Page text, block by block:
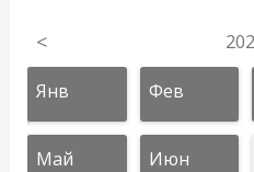
<
Янв Фев
Май Июн